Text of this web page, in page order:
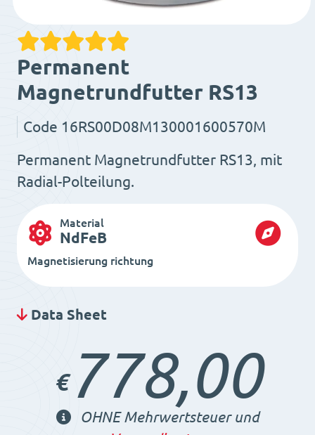
Permanent
Magnetrundfutter RS13
Code 16RS00D08M130001600570M
Permanent Magnetrundfutter RS13, mit
Radial-Polteilung.
Material
NdFeB
Magnetisierung richtung
Data Sheet
€778,00
OHNE Mehrwertsteuer und